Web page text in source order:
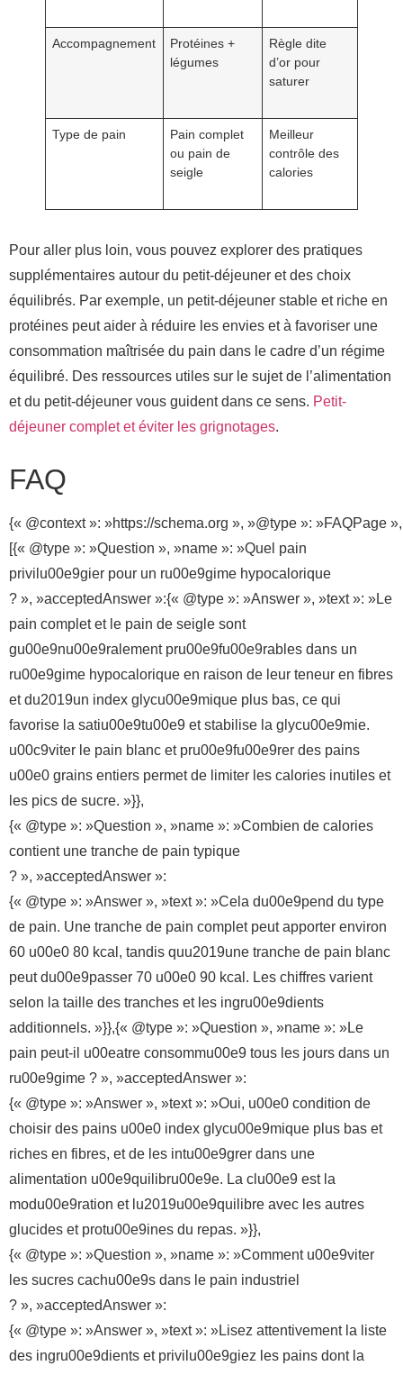
Accompagnement
Protéines +
légumes
Règle dite
d’or pour
saturer
Type de pain
Pain complet
ou pain de
seigle
Meilleur
contrôle des
calories
Pour aller plus loin, vous pouvez explorer des pratiques
supplémentaires autour du petit-déjeuner et des choix
équilibrés. Par exemple, un petit-déjeuner stable et riche en
protéines peut aider à réduire les envies et à favoriser une
consommation maîtrisée du pain dans le cadre d’un régime
équilibré. Des ressources utiles sur le sujet de l’alimentation
et du petit-déjeuner vous guident dans ce sens. Petit-
déjeuner complet et éviter les grignotages.
FAQ
{« @context »: »https://schema.org », »@type »: »FAQPage
[{« @type »: »Question », »name »: »Quel pain
privilu00e9gier pour un ru00e9gime hypocalorique
? », »acceptedAnswer »:{« @type »: »Answer », »text »: »Le
pain complet et le pain de seigle sont
gu00e9nu00e9ralement pru00e9fu00e9rables dans un
ru00e9gime hypocalorique en raison de leur teneur en fibres
et du2019un index glycu00e9mique plus bas, ce qui
favorise la satiu00e9tu00e9 et stabilise la glycu00e9mie.
u00c9viter le pain blanc et pru00e9fu00e9rer des pains
u00e0 grains entiers permet de limiter les calories inutiles et
les pics de sucre. »}},
{« @type »: »Question », »name »: »Combien de calories
contient une tranche de pain typique
? », »acceptedAnswer »:
{« @type »: »Answer », »text »: »Cela du00e9pend du type
de pain. Une tranche de pain complet peut apporter environ
60 u00e0 80 kcal, tandis quu2019une tranche de pain blanc
peut du00e9passer 70 u00e0 90 kcal. Les chiffres varient
selon la taille des tranches et les ingru00e9dients
additionnels. »}},{« @type »: »Question », »name »: »Le
pain peut-il u00eatre consommu00e9 tous les jours dans un
ru00e9gime ? », »acceptedAnswer »:
{« @type »: »Answer », »text »: »Oui, u00e0 condition de
choisir des pains u00e0 index glycu00e9mique plus bas et
riches en fibres, et de les intu00e9grer dans une
alimentation u00e9quilibru00e9e. La clu00e9 est la
modu00e9ration et lu2019u00e9quilibre avec les autres
glucides et protu00e9ines du repas. »}},
{« @type »: »Question », »name »: »Comment u00e9viter
les sucres cachu00e9s dans le pain industriel
? », »acceptedAnswer »:
{« @type »: »Answer », »text »: »Lisez attentivement la liste
des ingru00e9dients et privilu00e9giez les pains dont la